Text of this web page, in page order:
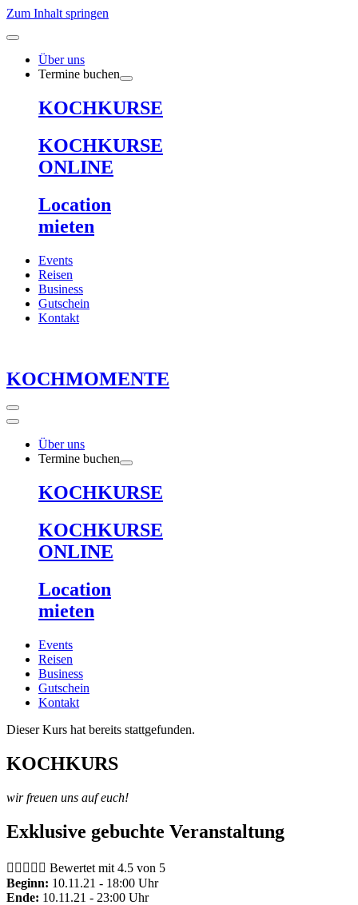
Zum Inhalt springen
Über uns
Termine buchen
KOCHKURSE
KOCHKURSE
ONLINE
Location
mieten
Events
Reisen
Business
Gutschein
Kontakt
KOCHMOMENTE
Über uns
Termine buchen
KOCHKURSE
KOCHKURSE
ONLINE
Location
mieten
Events
Reisen
Business
Gutschein
Kontakt
Dieser Kurs hat bereits stattgefunden.
KOCHKURS
wir freuen uns auf euch!
Exklusive gebuchte Veranstaltung
     Bewertet mit 4.5 von 5
Beginn: 10.11.21 - 18:00 Uhr
Ende: 10.11.21 - 23:00 Uhr